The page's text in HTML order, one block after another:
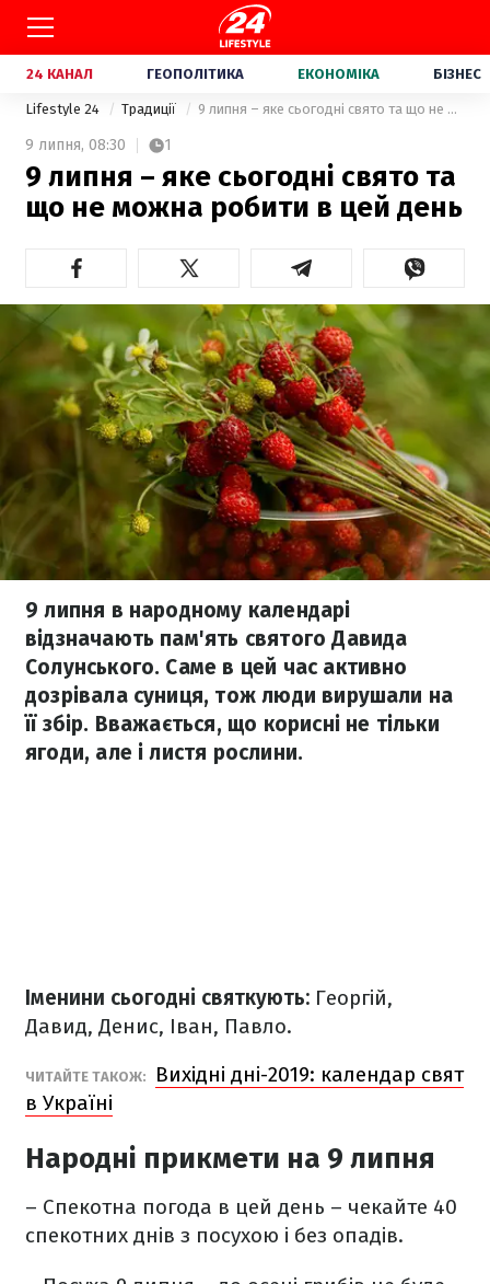
24 КАНАЛ ГЕОПОЛІТИКА ЕКОНОМІКА БІЗНЕС
Lifestyle 24 Традиції 9 липня – яке сьогодні свято та що не можна робити в цей день
9 липня, 08:30 1
9 липня – яке сьогодні свято та
що не можна робити в цей день
9 липня в народному календарі
відзначають пам'ять святого Давида
Солунського. Саме в цей час активно
дозрівала суниця, тож люди вирушали на
її збір. Вважається, що корисні не тільки
ягоди, але і листя рослини.
Іменини сьогодні святкують: Георгій,
Давид, Денис, Іван, Павло.
ЧИТАЙТЕ ТАКОЖ:
Вихідні дні-2019: календар свят
в Україні
Народні прикмети на 9 липня
– Спекотна погода в цей день – чекайте 40
спекотних днів з посухою і без опадів.